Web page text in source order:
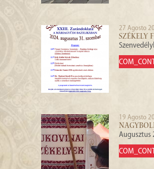
27 Agosto
SZÉKELY
19 Agosto
Augusztus